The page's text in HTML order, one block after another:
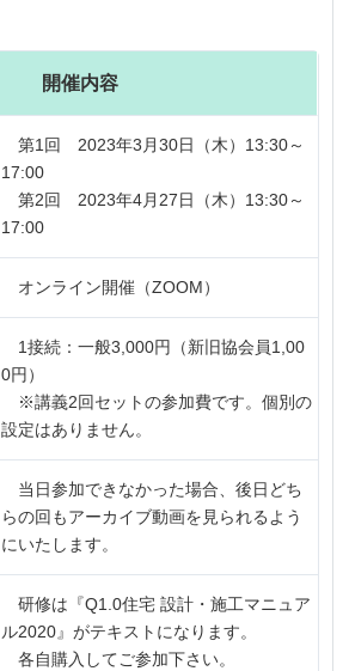
開催内容
第1回 2023年3月30日（木）13:30～
17:00
第2回 2023年4月27日（木）13:30～
17:00
オンライン開催（ZOOM）
1接続：一般3,000円（新旧協会員1,00
0円）
※講義2回セットの参加費です。個別の
設定はありません。
当日参加できなかった場合、後日どち
らの回もアーカイブ動画を見られるよう
にいたします。
研修は『Q1.0住宅 設計・施工マニュア
ル2020』がテキストになります。
各自購入してご参加下さい。